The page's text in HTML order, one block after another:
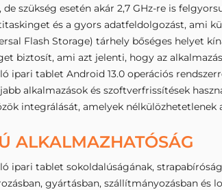
szükség esetén akár 2,7 GHz-re is
és a gyors adatfeldolgozást, ami
Flash Storage) tárhely bőséges helyet
biztosít, ami azt jelenti, hogy az
ipari tablet Android 13.0 operációs
alkalmazások és szoftverfrissítések
integrálását, amelyek
ALKALMAZHATÓSÁG
ipari tablet sokoldalúságának,
gyártásban, szállítmányozásban